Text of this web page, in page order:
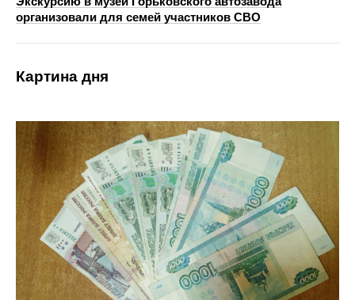
организовали для семей участников СВО
Картина дня